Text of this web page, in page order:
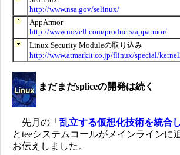
http://www.nsa.gov/selinux/
AppArmor
http://www.novell.com/products/apparmor/
Linux Security Moduleの取り込み
http://www.atmarkit.co.jp/flinux/special/
まだまだspliceの開発は続く
先月の「 乱立する仮想化技術を統合
とteeシステムコールがメインラインに
お伝えしました。